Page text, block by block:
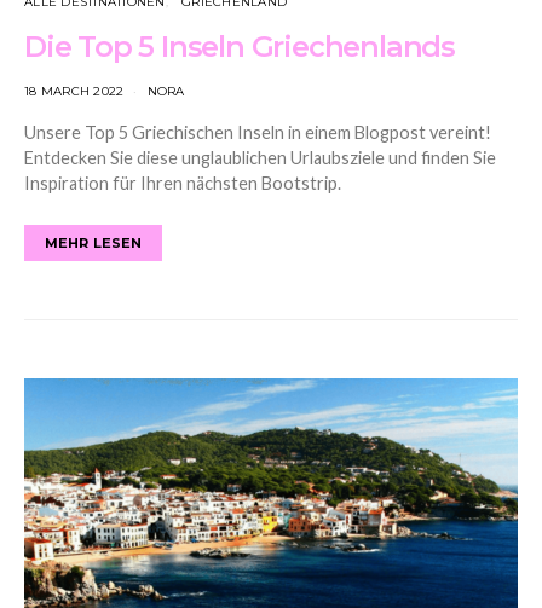
Die Top 5 Inseln Griechenlands
18 MARCH 2022 NORA
Unsere Top 5 Griechischen Inseln in einem Blogpost vereint!
Entdecken Sie diese unglaublichen Urlaubsziele und finden Sie
Inspiration für Ihren nächsten Bootstrip.
MEHR LESEN